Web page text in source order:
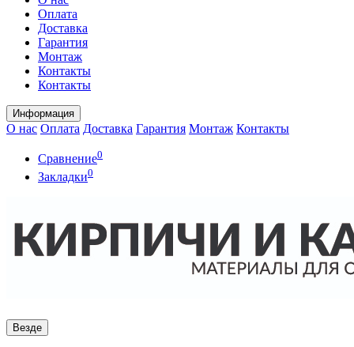
Оплата
Доставка
Гарантия
Монтаж
Контакты
Контакты
Информация
О нас Оплата Доставка Гарантия Монтаж Контакты
Сравнение0
Закладки0
Везде